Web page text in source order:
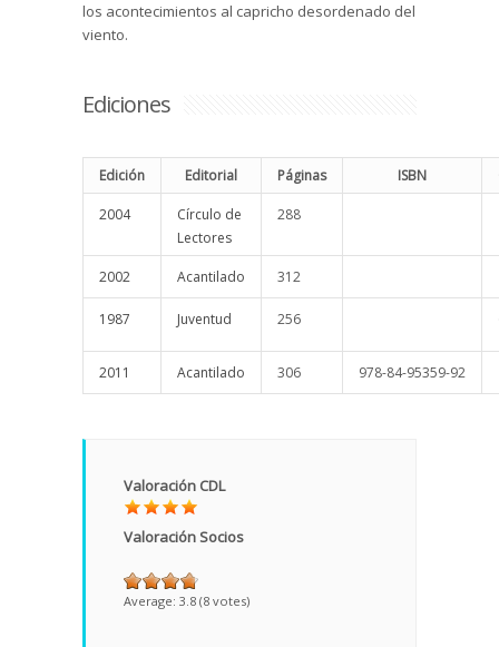
los acontecimientos al capricho desordenado del
viento.
Ediciones
Edición Editorial Páginas ISBN
2004
Círculo de
Lectores
288
2002 Acantilado 312
1987 Juventud 256
2011 Acantilado 306 978-84-95359-92
Valoración CDL
Valoración Socios
Average: 3.8 (8 votes)